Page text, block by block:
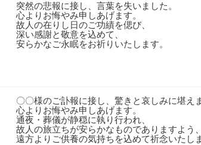
突然の悲報に接し、言葉を失いました。
心よりお悔やみ申しあげます。
故人の在りし日のご功績を偲び、
深い感謝と敬意を込めて、
安らかなご永眠をお祈りいたします。
〇〇様のご訃報に接し、驚きと哀しみに堪え
心よりお悔やみ申しあげます。
通夜・葬儀が静穏に執り行われ、
故人の旅立ちが安らかなものでありますよう、
遠方よりご供養の気持ちを込めて祈念いたし